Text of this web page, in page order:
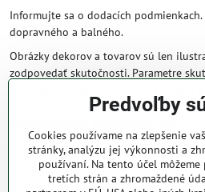
Informujte sa o dodacích podmienkach.
dopravného a balného.
Obrázky dekorov a tovarov sú len
zodpovedať skutočnosti. Parametre
Obchodné podmienky
Naše obchodné podmienky zaručujú
Vašej zakázky online.
Predvoľby
Cookies používame na zlepšenie
stránky, analýzu jej výkonnosti a
používaní. Na tento účel
tretích strán a zhromaždené